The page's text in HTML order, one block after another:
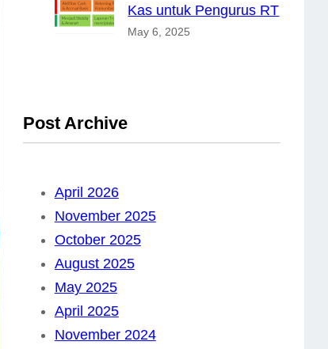
Kas untuk Pengurus RT
May 6, 2025
Post Archive
April 2026
November 2025
October 2025
August 2025
May 2025
April 2025
November 2024